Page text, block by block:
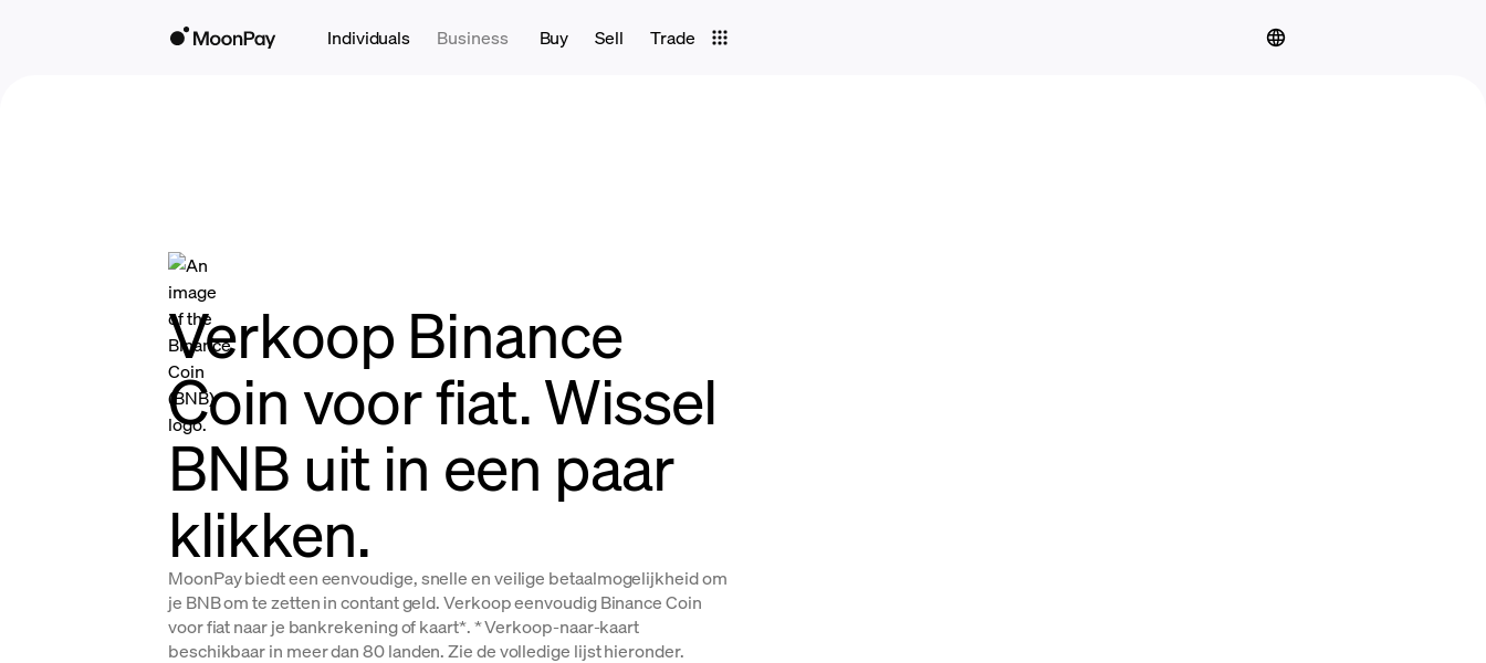
Individuals Business Buy Sell Trade
Verkoop Binance
Coin voor fiat. Wissel
BNB uit in een paar
klikken.
MoonPay biedt een eenvoudige, snelle en veilige betaalmogelijkheid om
je BNB om te zetten in contant geld. Verkoop eenvoudig Binance Coin
voor fiat naar je bankrekening of kaart*. * Verkoop-naar-kaart
beschikbaar in meer dan 80 landen. Zie de volledige lijst hieronder.